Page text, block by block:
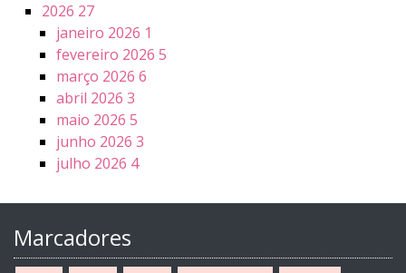
2026 27
janeiro 2026 1
fevereiro 2026 5
março 2026 6
abril 2026 3
maio 2026 5
junho 2026 3
julho 2026 4
Marcadores